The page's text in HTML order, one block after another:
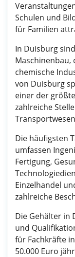
Schulen und
für Familien
In Duisburg
chemische
von Duisburg
einer der
zahlreiche
Die häufigsten
umfassen
Fertigung,
Einzelhandel
zahlreiche
Die Gehälter in
und
für Fachkräfte
50.000 Euro